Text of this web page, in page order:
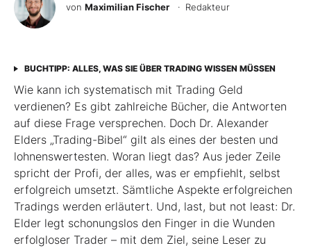
von Maximilian Fischer · Redakteur
BUCHTIPP: ALLES, WAS SIE ÜBER TRADING WISSEN MÜSSEN
Wie kann ich systematisch mit Trading Geld
verdienen? Es gibt zahlreiche Bücher, die Antworten
auf diese Frage versprechen. Doch Dr. Alexander
Elders „Trading-Bibel“ gilt als eines der besten und
lohnenswertesten. Woran liegt das? Aus jeder Zeile
spricht der Profi, der alles, was er empfiehlt, selbst
erfolgreich umsetzt. Sämtliche Aspekte erfolgreichen
Tradings werden erläutert. Und, last, but not least: Dr.
Elder legt schonungslos den Finger in die Wunden
erfolgloser Trader – mit dem Ziel, seine Leser zu